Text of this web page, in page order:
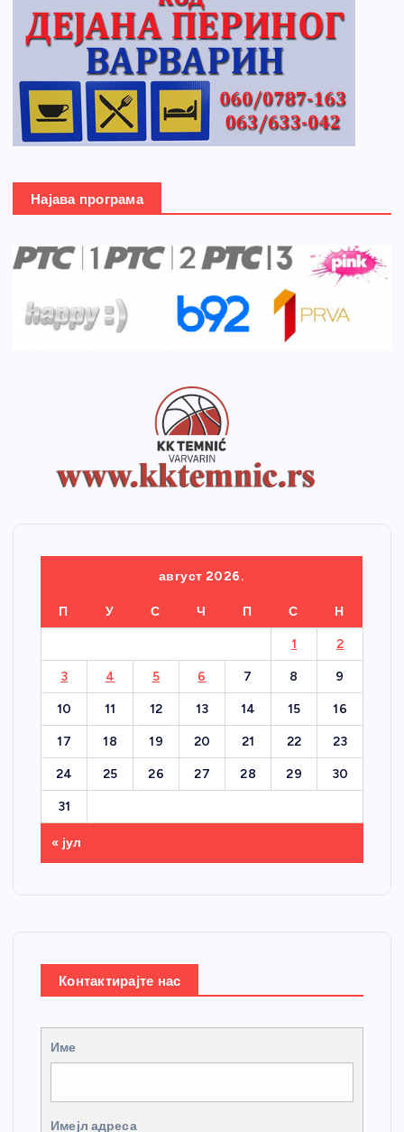
Најава програма
август 2026.
П У С Ч П С Н
1 2
3 4 5 6 7 8 9
10 11 12 13 14 15 16
17 18 19 20 21 22 23
24 25 26 27 28 29 30
31
« јул
Контактирајте нас
Име
Имејл адреса